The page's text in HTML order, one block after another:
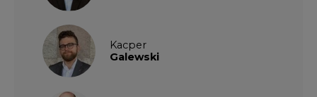
Kacper
Galewski